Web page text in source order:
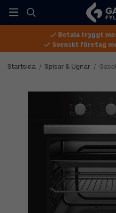
Betala tryggt
Svenskt företag
Startsida / Spisar & Ugnar /